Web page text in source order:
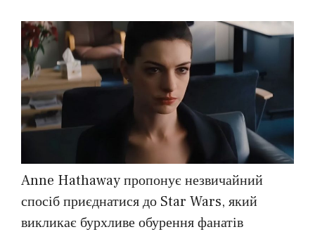
Anne Hathaway пропонує незвичайний
спосіб приєднатися до Star Wars, який
викликає бурхливе обурення фанатів